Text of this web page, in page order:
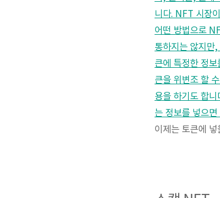
니다. NFT 시장
어떤 방법으로
통하지는 않지
큰에 특정한 정
큰을 위변조 할
용을 하기도 합
는 정보를 넣으
이제는 토큰에